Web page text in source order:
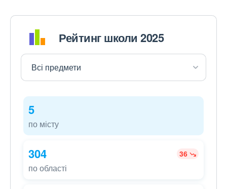
Рейтинг школи 2025
5
по місту
304 36
по області